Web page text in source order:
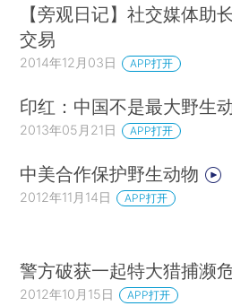
【旁观日记】社交媒体助
交易
2014年12月03日 APP打开
印红：中国不是最大野生
2013年05月21日 APP打开
中美合作保护野生动物
2012年11月14日 APP打开
警方破获一起特大猎捕濒
2012年10月15日 APP打开